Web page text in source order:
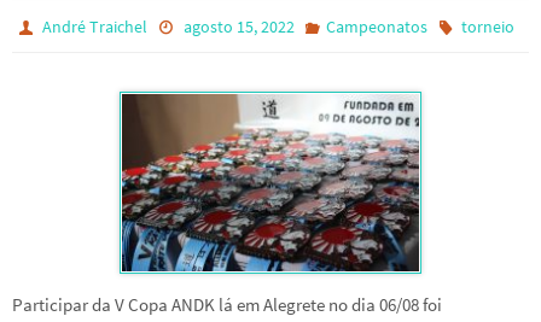
André Traichel agosto 15, 2022 Campeonatos torneio
Participar da V Copa ANDK lá em Alegrete no dia 06/08 foi